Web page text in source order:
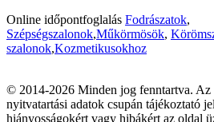
Online időpontfoglalás Fodrászatok,
Szépségszalonok,Műkörmösök,
szalonok,Kozmetikusokhoz
© 2014-2026 Minden jog fenntartva. Az
nyitvatartási adatok csupán tájékoztató
hiányosságokért vagy hibákért az oldal